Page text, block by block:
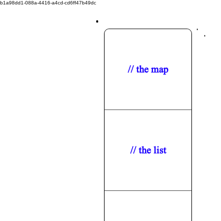
b1a98dd1-088a-4416-a4cd-cd6ff47b49dc
// the map
// the list